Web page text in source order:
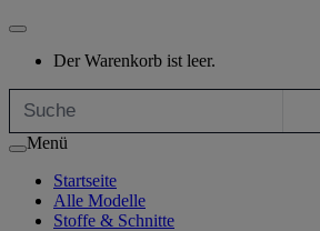
Der Warenkorb ist leer.
Menü
Startseite
Alle Modelle
Stoffe & Schnitte